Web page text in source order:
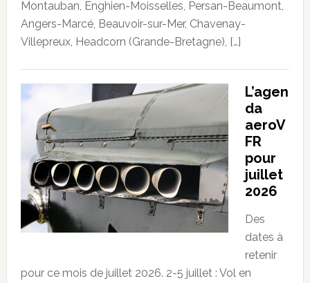
Montauban, Enghien-Moisselles, Persan-Beaumont,
Angers-Marcé, Beauvoir-sur-Mer, Chavenay-
Villepreux, Headcorn (Grande-Bretagne), […]
L’agen
da
aeroV
FR
pour
juillet
2026
Des
dates à
retenir
pour ce mois de juillet 2026. 2-5 juillet : Vol en